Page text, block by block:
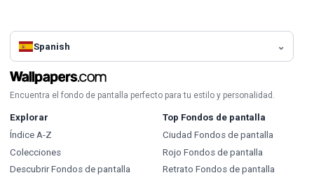
Spanish
Encuentra el fondo de pantalla perfecto para tu estilo y personalidad.
Explorar
Índice A-Z
Colecciones
Descubrir Fondos de pantalla
Top Fondos de pantalla
Ciudad Fondos de pantalla
Rojo Fondos de pantalla
Retrato Fondos de pantalla